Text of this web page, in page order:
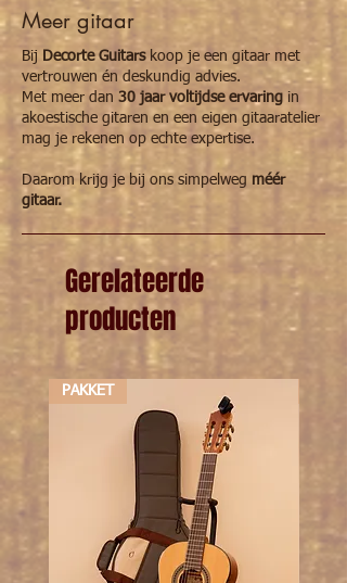
Meer gitaar
Bij Decorte Guitarskoop je een gitaar met
vertrouwen én deskundig advies.
Met meer dan 30 jaar voltijdse ervaring in
akoestische gitaren en een eigen gitaaratelier
mag je rekenen op echte expertise.
Daarom krijg je bij ons simpelweg méér
gitaar.
Gerelateerde
producten
PAKKET